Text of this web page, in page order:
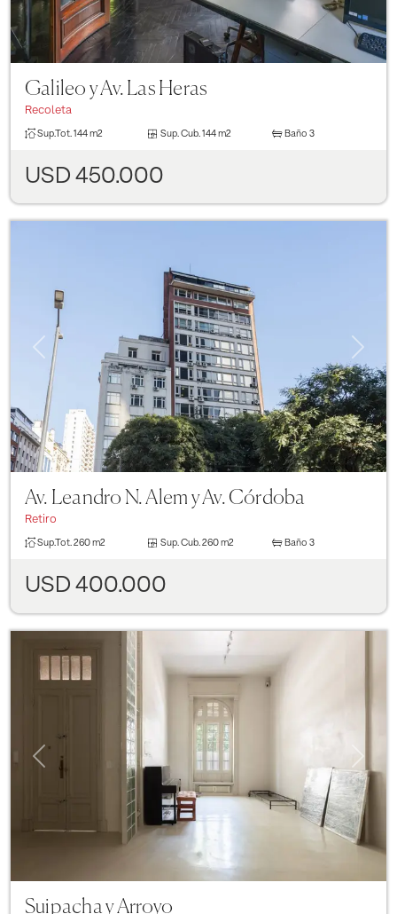
Galileo y Av. Las Heras
Recoleta
Sup.Tot. 144 m2 Sup. Cub. 144 m2 Baño 3
USD 450.000
Previous
Av. Leandro N. Alem y Av. Córdoba
Retiro
Sup.Tot.260 m2 Sup. Cub. 260 m2 Baño 3
USD 400.000
Previous
Suipacha y Arroyo